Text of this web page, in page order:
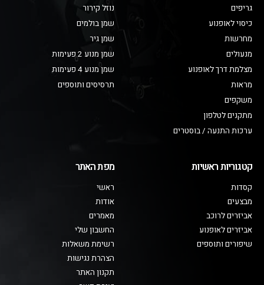
גריפים
כיסוי לאופנוע
מחרשות
מנעולים
מצלמת דרך לאופנוע
מראות
משקפים
מתקנים לטלפון
ערכות התנעה / בוסטרים
נוזל קירור
שמן בולמים
שמן גיר
שמן מנוע 2 פעימות
שמן מנוע 4 פעימות
תרסיסים ותוספים
קטגוריות ראשיות
קסדות
מבצעים
אביזרים לרוכב
אביזרים לאופנוע
שיפורים ותוספים
מפת האתר
ראשי
אודות
מאמרים
החשבון שלי
רשימת משאלות
הצהרת נגישות
תקנון האתר